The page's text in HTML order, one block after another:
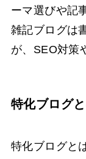
ーマ選びや記
雑記ブログは
が、SEO対策
特化ブログ
特化ブログと